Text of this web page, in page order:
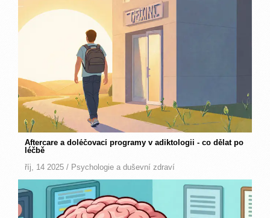
Aftercare a doléčovací programy v adiktologii - co dělat po
léčbě
říj, 14 2025 / Psychologie a duševní zdraví